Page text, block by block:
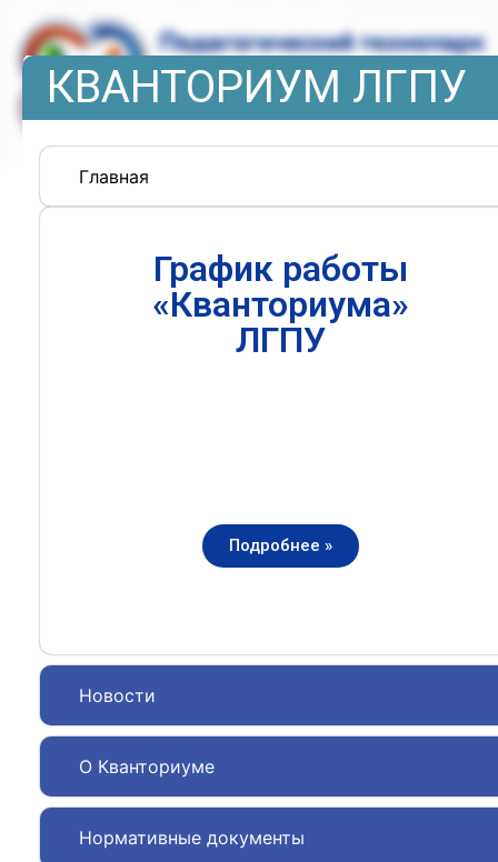
КВАНТОРИУМ ЛГПУ
Главная
Новости
О Кванториуме
Нормативные документы
График работы
«Кванториума»
ЛГПУ
Подробнее »